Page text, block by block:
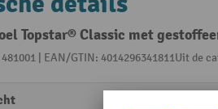
Topstar® Classic met
| EAN/GTIN: 4014296341811Uit de